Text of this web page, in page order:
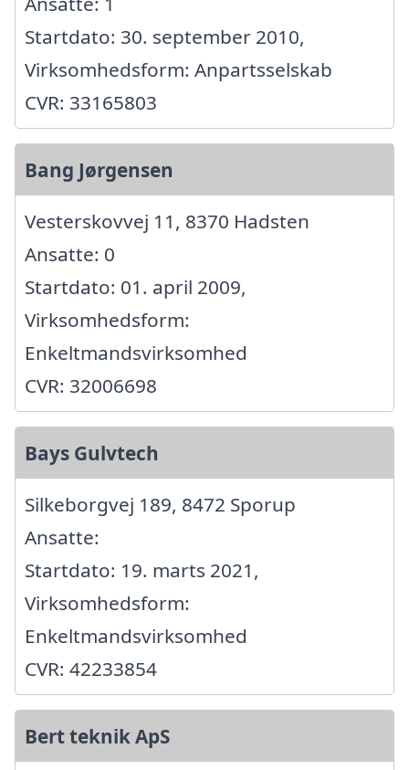
Startdato: 30. september 2010,
Virksomhedsform: Anpartsselskab
CVR: 33165803
Bang Jørgensen
Vesterskovvej 11, 8370 Hadsten
Ansatte: 0
Startdato: 01. april 2009,
Virksomhedsform:
Enkeltmandsvirksomhed
CVR: 32006698
Bays Gulvtech
Silkeborgvej 189, 8472 Sporup
Ansatte:
Startdato: 19. marts 2021,
Virksomhedsform:
Enkeltmandsvirksomhed
CVR: 42233854
Bert teknik ApS